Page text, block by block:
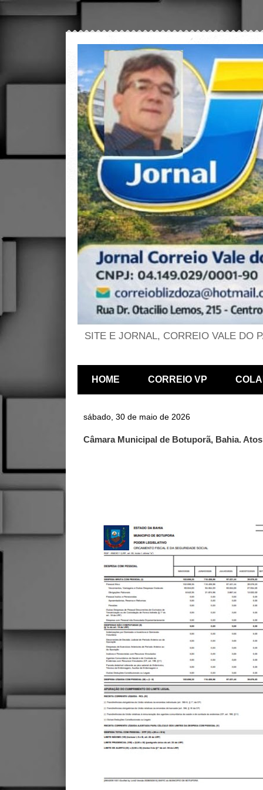
SITE E JORNAL, CORREIO VALE DO
HOME CORREIO VP
sábado, 30 de maio de 2026
Câmara Municipal de Botuporã, Bahia.